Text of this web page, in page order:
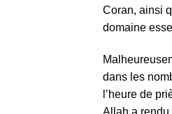
Coran, ainsi
domaine
dans les
l’heure de
Allah a rendu